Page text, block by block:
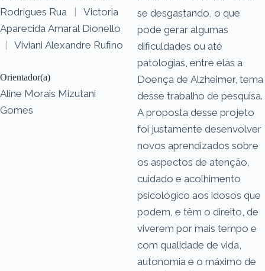
Rodrigues Rua
|
Victoria
Aparecida Amaral Dionello
|
Viviani Alexandre Rufino
Orientador(a)
Aline Morais Mizutani
Gomes
se desgastando, o que
pode gerar algumas
dificuldades ou até
patologias, entre elas a
Doença de Alzheimer, tema
desse trabalho de pesquisa.
A proposta desse projeto
foi justamente desenvolver
novos aprendizados sobre
os aspectos de atenção,
cuidado e acolhimento
psicológico aos idosos que
podem, e têm o direito, de
viverem por mais tempo e
com qualidade de vida,
autonomia e o máximo de